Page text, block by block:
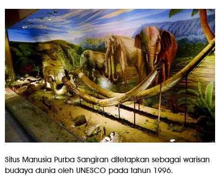
Situs Manusia Purba Sangiran ditetapkan sebagai warisan
budaya dunia oleh UNESCO pada tahun 1996.